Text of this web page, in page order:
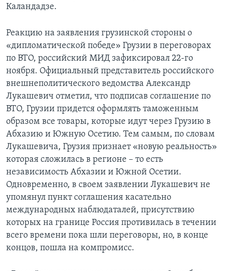
Каландадзе.
Реакцию на заявления грузинской стороны о
«дипломатической победе» Грузии в переговорах
по ВТО, российский МИД зафиксировал 22-го
ноября. Официальный представитель российского
внешнеполитического ведомства Александр
Лукашевич отметил, что подписав соглашение по
ВТО, Грузии придется оформлять таможенным
образом все товары, которые идут через Грузию в
Абхазию и Южную Осетию. Тем самым, по словам
Лукашевича, Грузия признает «новую реальность»
которая сложилась в регионе – то есть
независимость Абхазии и Южной Осетии.
Одновременно, в своем заявлении Лукашевич не
упомянул пункт соглашения касательно
международных наблюдаталей, присутствию
которых на границе Россия противилась в течении
всего времени пока шли переговоры, но, в конце
концов, пошла на компромисс.